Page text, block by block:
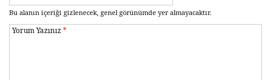
Bu alanın içeriği gizlenecek, genel görünümde yer almayacaktır.
Yorum Yazınız*